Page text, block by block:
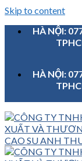
Skip to content
HÀ NỘI:
HÀ NỘI: